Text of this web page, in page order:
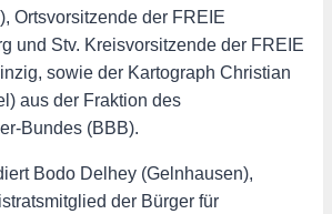
Ortsvorsitzende der FREIE
und Stv. Kreisvorsitzende der FREIE
sowie der Kartograph Christian
aus der Fraktion des
Bundes (BBB).
Bodo Delhey (Gelnhausen),
der Bürger für